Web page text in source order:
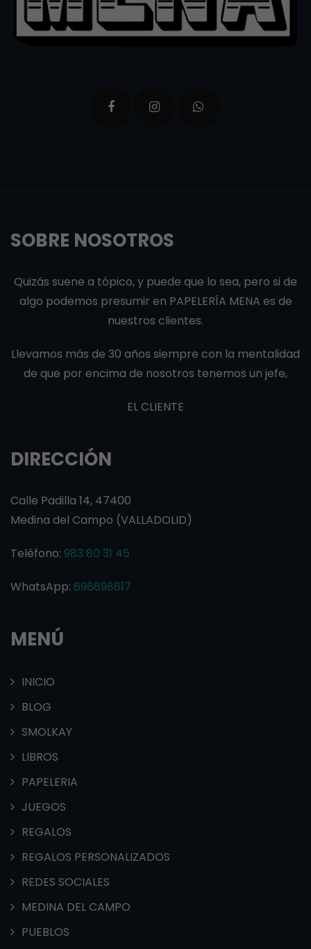
SOBRE NOSOTROS
Quizás suene a tópico, y puede que lo sea, pero si de
algo podemos presumir en PAPELERÍA MENA es de
nuestros clientes.
Llevamos más de 30 años siempre con la mentalidad
de que por encima de nosotros tenemos un jefe,
EL CLIENTE
DIRECCIÓN
Calle Padilla 14, 47400
Medina del Campo (VALLADOLID)
Teléfono: 983 80 31 45
WhatsApp: 696898617
MENÚ
INICIO
BLOG
SMOLKAY
LIBROS
PAPELERIA
JUEGOS
REGALOS
REGALOS PERSONALIZADOS
REDES SOCIALES
MEDINA DEL CAMPO
PUEBLOS